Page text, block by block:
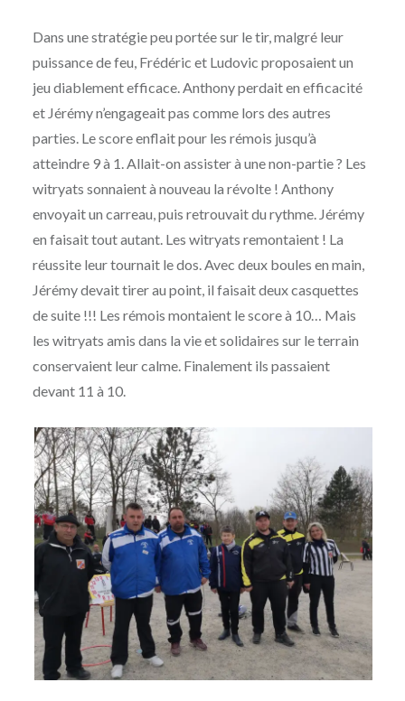
Dans une stratégie peu portée sur le tir, malgré leur
puissance de feu, Frédéric et Ludovic proposaient un
jeu diablement efficace. Anthony perdait en efficacité
et Jérémy n’engageait pas comme lors des autres
parties. Le score enflait pour les rémois jusqu’à
atteindre 9 à 1. Allait-on assister à une non-partie ? Les
witryats sonnaient à nouveau la révolte ! Anthony
envoyait un carreau, puis retrouvait du rythme. Jérémy
en faisait tout autant. Les witryats remontaient ! La
réussite leur tournait le dos. Avec deux boules en main,
Jérémy devait tirer au point, il faisait deux casquettes
de suite !!! Les rémois montaient le score à 10… Mais
les witryats amis dans la vie et solidaires sur le terrain
conservaient leur calme. Finalement ils passaient
devant 11 à 10.